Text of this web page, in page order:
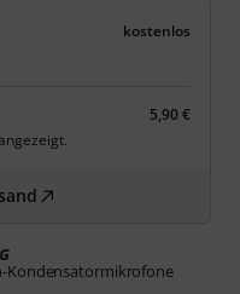
kostenlos
5,90 €
Kondensatormikrofone